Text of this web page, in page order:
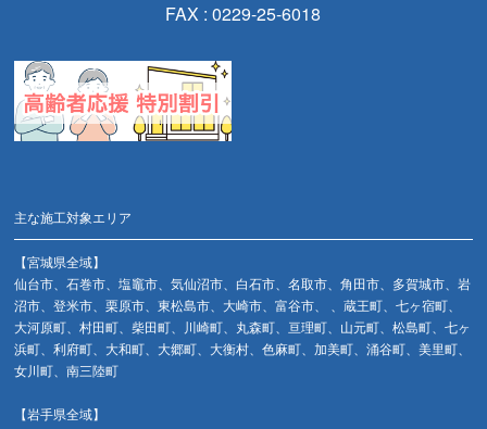
FAX : 0229-25-6018
主な施工対象エリア
【宮城県全域】
仙台市、石巻市、塩竈市、気仙沼市、白石市、名取市、角田市、多賀城市、岩
沼市、登米市、栗原市、東松島市、大崎市、富谷市、 、蔵王町、七ヶ宿町、
大河原町、村田町、柴田町、川崎町、丸森町、亘理町、山元町、松島町、七ヶ
浜町、利府町、大和町、大郷町、大衡村、色麻町、加美町、涌谷町、美里町、
女川町、南三陸町
【岩手県全域】